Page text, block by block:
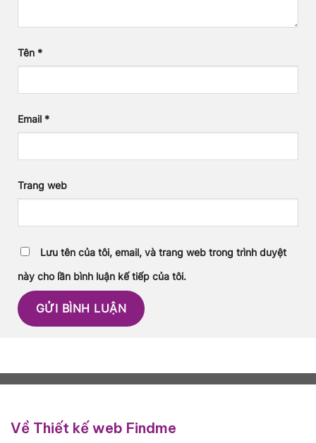
Tên *
Email *
Trang web
Lưu tên của tôi, email, và trang web trong trình duyệt
này cho lần bình luận kế tiếp của tôi.
Về Thiết kế web Findme